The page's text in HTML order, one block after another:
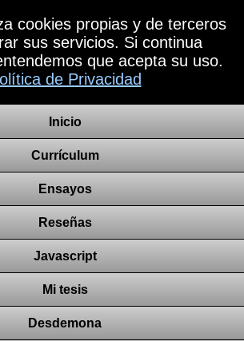
cookies propias y de terceros
sus servicios. Si continua
que acepta su uso.
de Privacidad
Inicio
Currículum
Ensayos
Reseñas
Javascript
Mi tesis
Desdemona